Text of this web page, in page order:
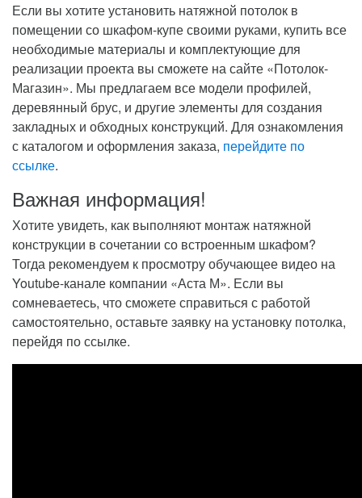
Если вы хотите установить натяжной потолок в
помещении со шкафом-купе своими руками, купить все
необходимые материалы и комплектующие для
реализации проекта вы сможете на сайте «Потолок-
Магазин». Мы предлагаем все модели профилей,
деревянный брус, и другие элементы для создания
закладных и обходных конструкций. Для ознакомления
с каталогом и оформления заказа, перейдите по
ссылке.
Важная информация!
Хотите увидеть, как выполняют монтаж натяжной
конструкции в сочетании со встроенным шкафом?
Тогда рекомендуем к просмотру обучающее видео на
Youtube-канале компании «Аста М». Если вы
сомневаетесь, что сможете справиться с работой
самостоятельно, оставьте заявку на установку потолка,
перейдя по ссылке.